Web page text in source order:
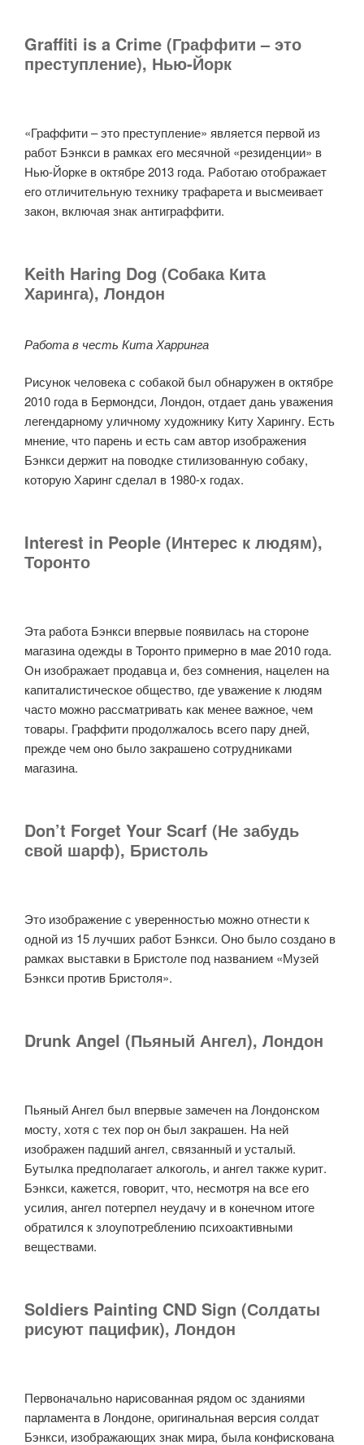
Graffiti is a Crime (Граффити – это
преступление), Нью-Йорк
«Граффити – это преступление» является первой из
работ Бэнкси в рамках его месячной «резиденции» в
Нью-Йорке в октябре 2013 года. Работаю отображает
его отличительную технику трафарета и высмеивает
закон, включая знак антиграффити.
Keith Haring Dog (Собака Кита
Харинга), Лондон
Работа в честь Кита Харринга
Рисунок человека с собакой был обнаружен в октябре
2010 года в Бермондси, Лондон, отдает дань уважения
легендарному уличному художнику Киту Харингу. Есть
мнение, что парень и есть сам автор изображения
Бэнкси держит на поводке стилизованную собаку,
которую Харинг сделал в 1980-х годах.
Interest in People (Интерес к людям),
Торонто
Эта работа Бэнкси впервые появилась на стороне
магазина одежды в Торонто примерно в мае 2010 года.
Он изображает продавца и, без сомнения, нацелен на
капиталистическое общество, где уважение к людям
часто можно рассматривать как менее важное, чем
товары. Граффити продолжалось всего пару дней,
прежде чем оно было закрашено сотрудниками
магазина.
Don’t Forget Your Scarf (Не забудь
свой шарф), Бристоль
Это изображение с уверенностью можно отнести к
одной из 15 лучших работ Бэнкси. Оно было создано в
рамках выставки в Бристоле под названием «Музей
Бэнкси против Бристоля».
Drunk Angel (Пьяный Ангел), Лондон
Пьяный Ангел был впервые замечен на Лондонском
мосту, хотя с тех пор он был закрашен. На ней
изображен падший ангел, связанный и усталый.
Бутылка предполагает алкоголь, и ангел также курит.
Бэнкси, кажется, говорит, что, несмотря на все его
усилия, ангел потерпел неудачу и в конечном итоге
обратился к злоупотреблению психоактивными
веществами.
Soldiers Painting CND Sign (Солдаты
рисуют пацифик), Лондон
Первоначально нарисованная рядом ос зданиями
парламента в Лондоне, оригинальная версия солдат
Бэнкси, изображающих знак мира, была конфискована